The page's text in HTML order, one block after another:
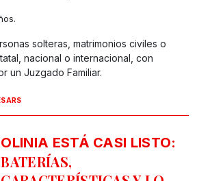
solteras, matrimonios civiles o
nacional o internacional, con
un Juzgado Familiar.
OLINIA ESTÁ CASI LISTO:
BATERÍAS,